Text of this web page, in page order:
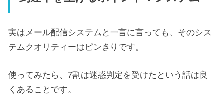
実はメール配信システムと一言に言っても、そのシス
テムクオリティーはピンきりです。
使ってみたら、7割は迷惑判定を受けたという話は良
くあることです。